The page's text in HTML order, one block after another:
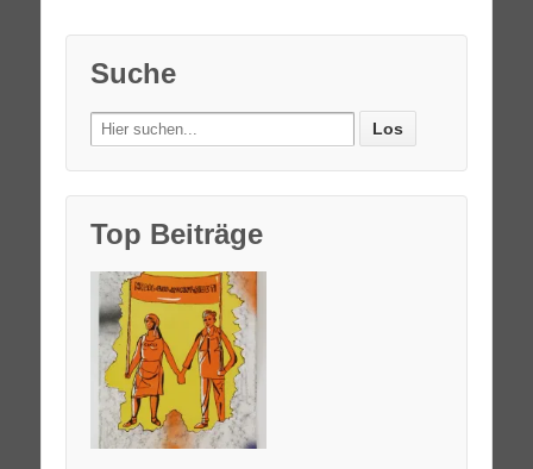
Suche
Search
for:
Top Beiträge